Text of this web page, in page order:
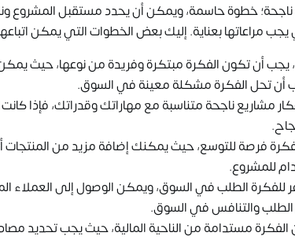
خطوة حاسمة، ويمكن أن يحدد مستقبل المشروع
يجب مراعاتها بعناية. إليك بعض الخطوات التي يمكن
أن تكون الفكرة مبتكرة وفريدة من نوعها، حيث
أن تحل الفكرة مشكلة معينة في السوق.
أفكار مشاريع ناجحة متناسبة مع مهاراتك وقدراتك، فإذا
فرصة للتوسع، حيث يمكنك إضافة مزيد من
للمشروع.
للفكرة الطلب في السوق، ويمكن الوصول إلى
والتنافس في السوق.
مستدامة من الناحية المالية، حيث يجب تحديد مصادر